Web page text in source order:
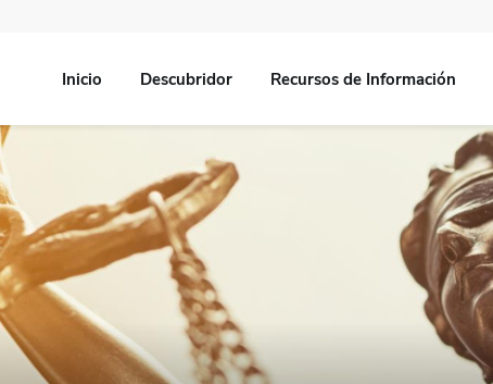
Inicio Descubridor Recursos de Información